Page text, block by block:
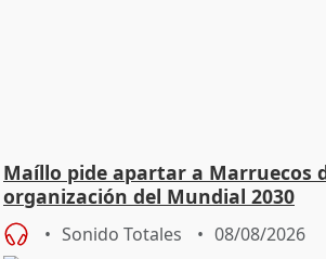
Maíllo pide apartar a Marruecos
organización del Mundial 2030
Sonido Totales 08/08/2026